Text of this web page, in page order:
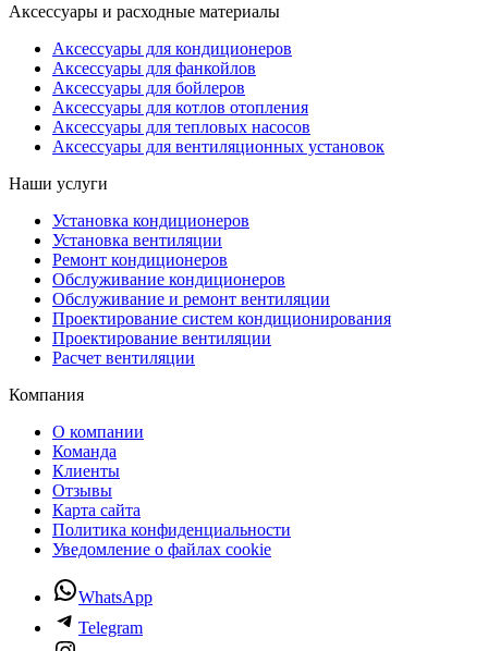
Аксессуары и расходные материалы
Аксессуары для кондиционеров
Аксессуары для фанкойлов
Аксессуары для бойлеров
Аксессуары для котлов отопления
Аксессуары для тепловых насосов
Аксессуары для вентиляционных установок
Наши услуги
Установка кондиционеров
Установка вентиляции
Ремонт кондиционеров
Обслуживание кондиционеров
Обслуживание и ремонт вентиляции
Проектирование систем кондиционирования
Проектирование вентиляции
Расчет вентиляции
Компания
О компании
Команда
Клиенты
Отзывы
Карта сайта
Политика конфиденциальности
Уведомление о файлах cookie
WhatsApp
Telegram